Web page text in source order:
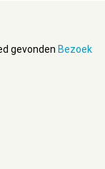
gevonden Bezoek